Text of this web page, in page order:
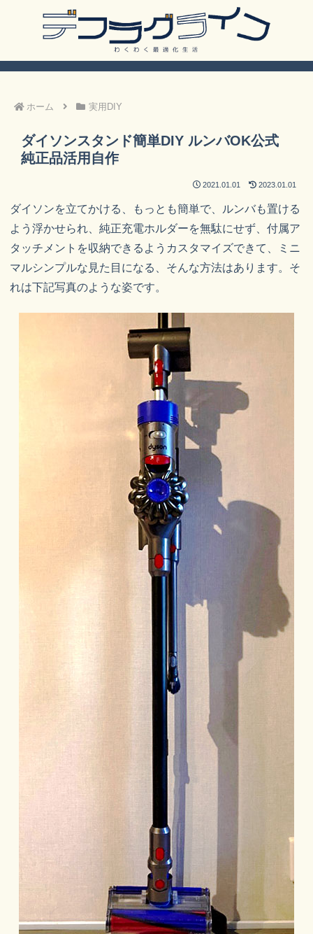
ホーム 実用DIY
ダイソンスタンド簡単DIY ルンバOK公式
純正品活用自作
2021.01.01 2023.01.01
ダイソンを立てかける、もっとも簡単で、ルンバも置ける
よう浮かせられ、純正充電ホルダーを無駄にせず、付属ア
タッチメントを収納できるようカスタマイズできて、ミニ
マルシンプルな見た目になる、そんな方法はあります。そ
れは下記写真のような姿です。